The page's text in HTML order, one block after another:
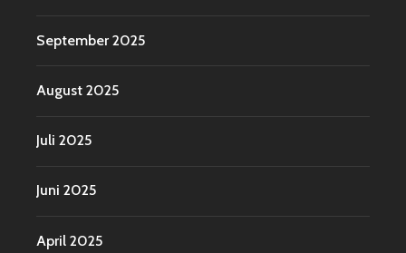
September 2025
August 2025
Juli 2025
Juni 2025
April 2025